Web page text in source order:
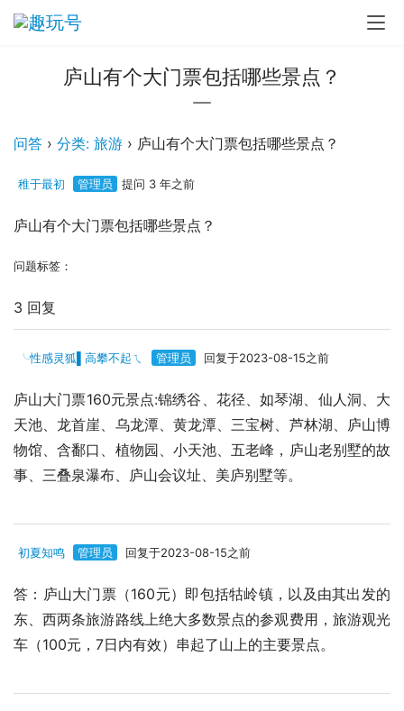
庐山有个大门票包括哪些景点？
问答 › 分类: 旅游 › 庐山有个大门票包括哪些景点？
稚于最初 管理员 提问 3 年之前
庐山有个大门票包括哪些景点？
问题标签：
3 回复
╰性感灵狐▌高攀不起ㄟ 管理员 回复于2023-08-15之前
庐山大门票160元景点:锦绣谷、花径、如琴湖、仙人洞、大
天池、龙首崖、乌龙潭、黄龙潭、三宝树、芦林湖、庐山博
物馆、含鄱口、植物园、小天池、五老峰，庐山老别墅的故
事、三叠泉瀑布、庐山会议址、美庐别墅等。
初夏知鸣 管理员 回复于2023-08-15之前
答：庐山大门票（160元）即包括牯岭镇，以及由其出发的
东、西两条旅游路线上绝大多数景点的参观费用，旅游观光
车（100元，7日内有效）串起了山上的主要景点。